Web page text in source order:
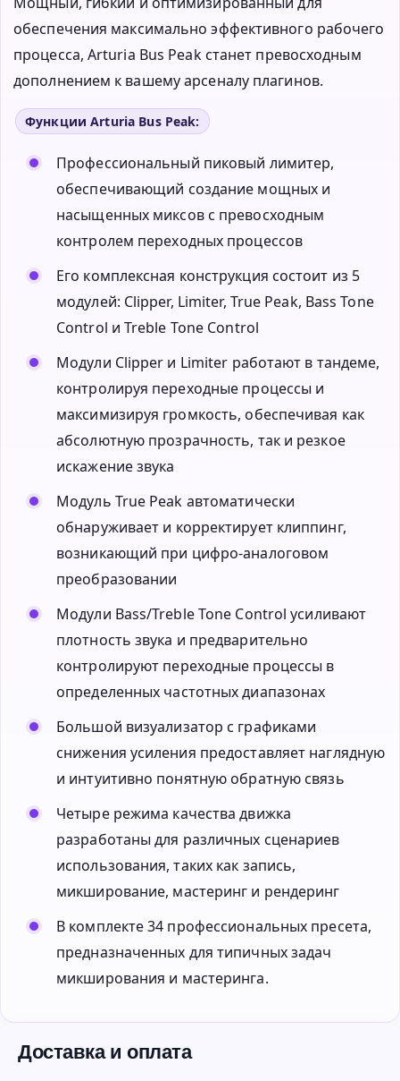
обеспечения максимально эффективного рабочего
процесса, Arturia Bus Peak станет превосходным
дополнением к вашему арсеналу плагинов.
Функции Arturia Bus Peak:
Профессиональный пиковый лимитер,
обеспечивающий создание мощных и
насыщенных миксов с превосходным
контролем переходных процессов
Его комплексная конструкция состоит из 5
модулей: Clipper, Limiter, True Peak, Bass Tone
Control и Treble Tone Control
Модули Clipper и Limiter работают в тандеме,
контролируя переходные процессы и
максимизируя громкость, обеспечивая как
абсолютную прозрачность, так и резкое
искажение звука
Модуль True Peak автоматически
обнаруживает и корректирует клиппинг,
возникающий при цифро-аналоговом
преобразовании
Модули Bass/Treble Tone Control усиливают
плотность звука и предварительно
контролируют переходные процессы в
определенных частотных диапазонах
Большой визуализатор с графиками
снижения усиления предоставляет наглядную
и интуитивно понятную обратную связь
Четыре режима качества движка
разработаны для различных сценариев
использования, таких как запись,
микширование, мастеринг и рендеринг
В комплекте 34 профессиональных пресета,
предназначенных для типичных задач
микширования и мастеринга.
Доставка и оплата